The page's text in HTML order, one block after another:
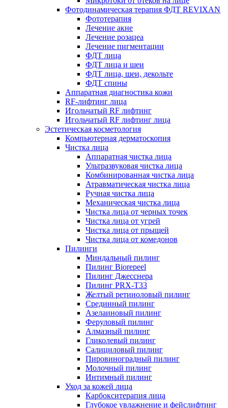
Фотодинамическая терапия ФДТ REVIXAN
Фототерапия
Лечение акне
Лечение розацеа
Лечение пигментации
ФДТ лица
ФДТ лица и шеи
ФДТ лица, шеи, декольте
ФДТ спины
Аппаратная диагностика кожи
RF-лифтинг лица
Игольчатый RF лифтинг
Игольчатый RF лифтинг лица
Эстетическая косметология
Компьютерная дерматоскопия
Чистка лица
Аппаратная чистка лица
Ультразвуковая чистка лица
Комбинированная чистка лица
Атравматическая чистка лица
Ручная чистка лица
Механическая чистка лица
Чистка лица от черных точек
Чистка лица от угрей
Чистка лица от прыщей
Чистка лица от комедонов
Пилинги
Миндальный пилинг
Пилинг Biorepeel
Пилинг Джесснера
Пилинг PRX-T33
Желтый ретиноловый пилинг
Срединный пилинг
Азелаиновый пилинг
Феруловый пилинг
Алмазный пилинг
Гликолевый пилинг
Салициловый пилинг
Пировиноградный пилинг
Молочный пилинг
Интимный пилинг
Уход за кожей лица
Карбокситерапия лица
Глубокое увлажнение и фейслифтинг